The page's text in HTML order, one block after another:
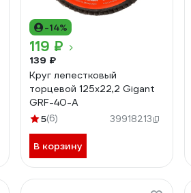
-14%
119 ₽
139 ₽
Круг лепестковый
торцевой 125x22,2 Gigant
GRF-40-А
5(6) 39918213
В корзину